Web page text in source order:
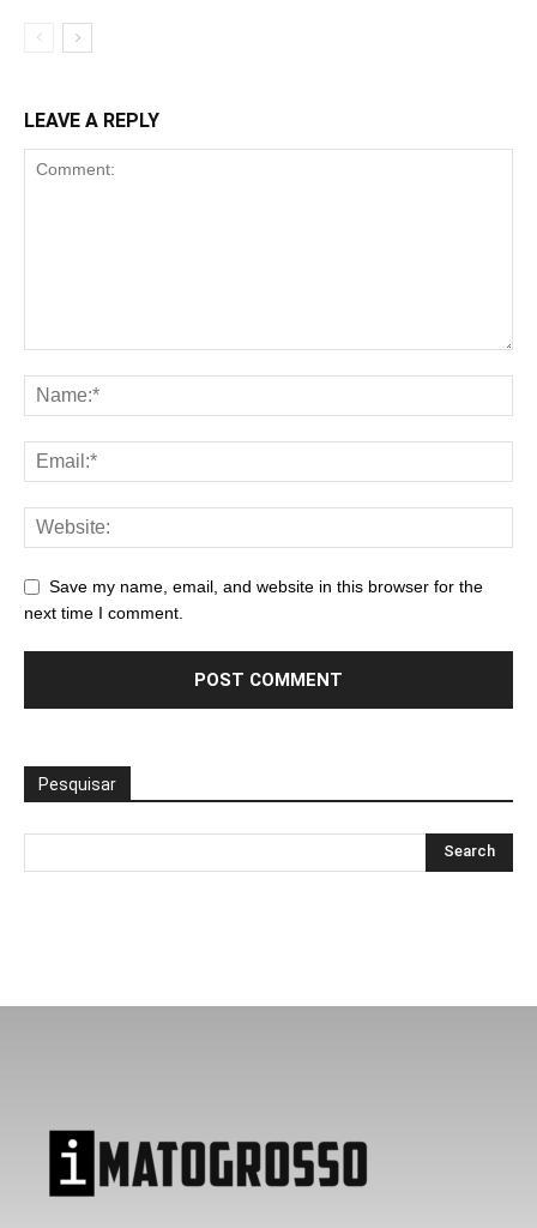
LEAVE A REPLY
Save my name, email, and website in this browser for the
next time I comment.
Pesquisar